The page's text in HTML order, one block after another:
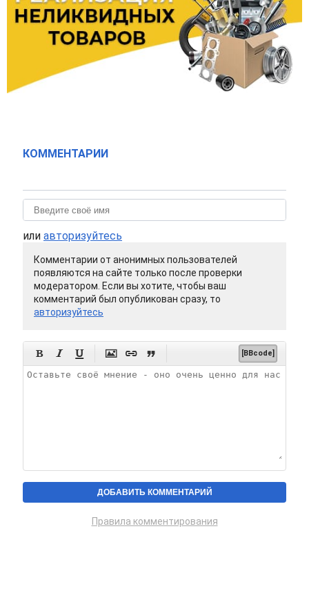
КОММЕНТАРИИ
или авторизуйтесь
Комментарии от анонимных пользователей
появляются на сайте только после проверки
модератором. Если вы хотите, чтобы ваш
комментарий был опубликован сразу, то
авторизуйтесь
      [BBcode]
Правила комментирования